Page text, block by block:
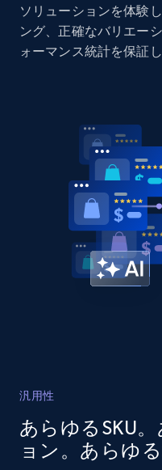
2.1K+ 353+
URL, Domain,
Sku, Product id,
and more.
2.1K+ 353+
Home Depot US -
ソリューションを体験
ング、正確なバリエー
ォーマンス統計を保証し
汎用性
あらゆるSKU
ョン。あらゆる